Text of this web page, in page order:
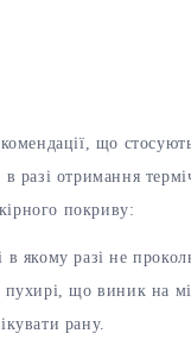
що
разі отримання
покриву:
якому разі не
пухирі, що виник на
рану.